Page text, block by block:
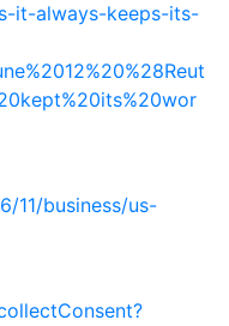
it-always-keeps-its-
11/business/us-